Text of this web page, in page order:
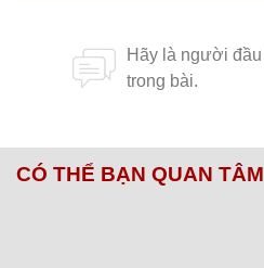
CÓ THỂ BẠN QUAN TÂM